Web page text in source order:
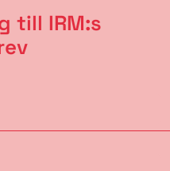
till IRM:s